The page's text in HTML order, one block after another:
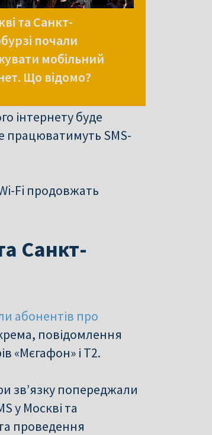
та Санкт-
почали
мобільний
Що відомо?
інтернету буде
працюватимуть SMS-
Fi продовжать
Санкт-
абонентів про
повідомлення
«Мєгафон» і Т2.
зв’язку попереджали
у Москві та
проведення